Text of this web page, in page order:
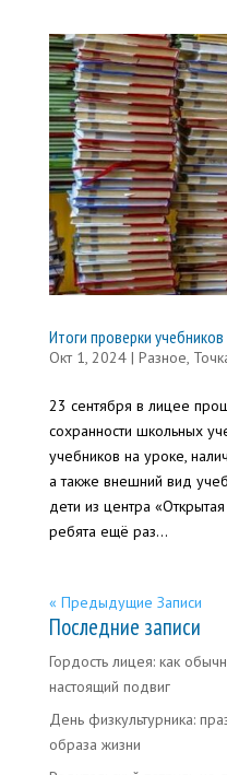
Итоги проверки учебников
Окт 1, 2024| Разное,
23 сентября в лицее
сохранности школьных
учебников на уроке,
а также внешний вид
дети из центра
ребята ещё раз...
« Предыдущие Записи
Последние записи
Гордость лицея: как
настоящий подвиг
День физкультурника:
образа жизни